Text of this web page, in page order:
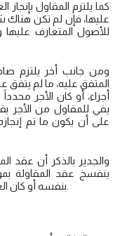
كما يلتزم المقاول
عليها، فإن لم تكن هناك
للأصول المتعارف
ومن جانب أخر يلتزم
المتفق عليه، ما لم
أجزاء، أو كان الأجر
يفي للمقاول من الأجر
على أن يكون ما تم
والجدير بالذكر أن عقد
ينفسخ عقد المقاولة
بنفسه أو كان العقد قد أبرم بناءً على اعتبارات تتعلق بشخصه.